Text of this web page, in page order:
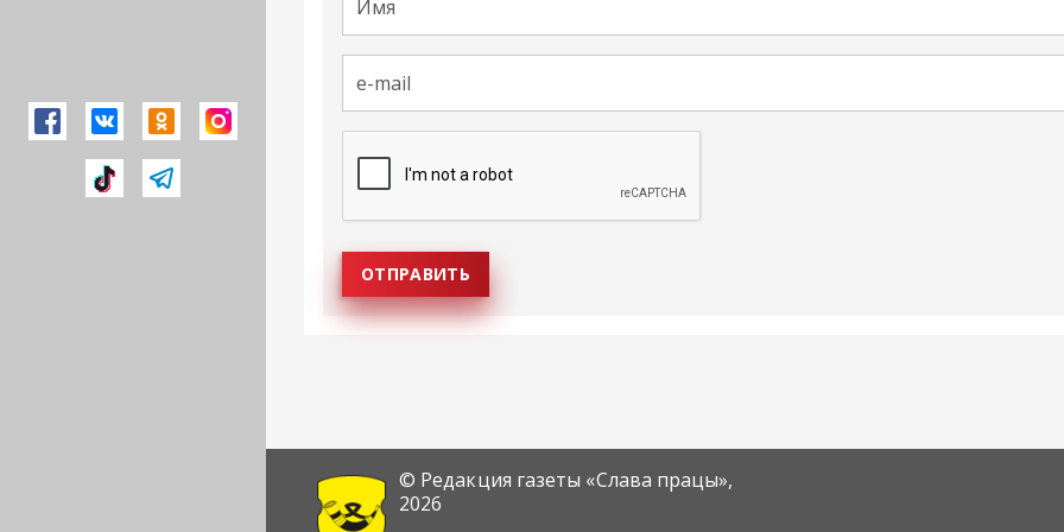
© Редакция газеты «Слава працы»,
2026